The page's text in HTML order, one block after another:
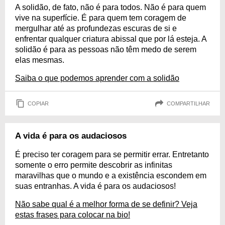
A solidão, de fato, não é para todos. Não é para quem
vive na superfície. É para quem tem coragem de
mergulhar até as profundezas escuras de si e
enfrentar qualquer criatura abissal que por lá esteja. A
solidão é para as pessoas não têm medo de serem
elas mesmas.
Saiba o que podemos aprender com a solidão
COPIAR COMPARTILHAR
A vida é para os audaciosos
É preciso ter coragem para se permitir errar. Entretanto
somente o erro permite descobrir as infinitas
maravilhas que o mundo e a existência escondem em
suas entranhas. A vida é para os audaciosos!
Não sabe qual é a melhor forma de se definir? Veja
estas frases para colocar na bio!